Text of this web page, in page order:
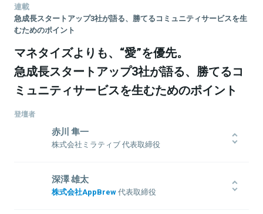
連載
急成長スタートアップ3社が語る、勝てるコミュニティサービスを生
むためのポイント
マネタイズよりも、“愛”を優先。
急成長スタートアップ3社が語る、勝てるコ
ミュニティサービスを生むためのポイント
登壇者
赤川 隼一
株式会社ミラティブ 代表取締役
の立ち上げ後、新卒出身者として初の執行役員に就任し、海外事業
の統括やゲーム開発に携わる。2018年2月、「わかりあう願いをつな
ごう」をミッションに株式会社エモモ（現 ミラティブ）を創業し、日
深澤 雄太
株式会社AppBrew代表取締役